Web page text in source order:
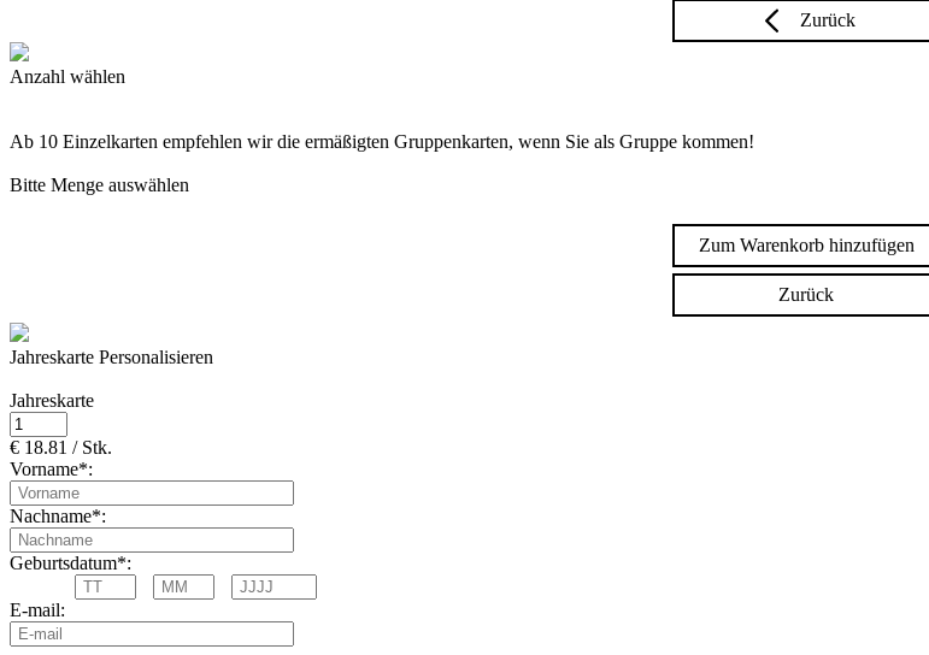
Zurück
Anzahl wählen
Ab 10 Einzelkarten empfehlen wir die ermäßigten Gruppenkarten, wenn Sie als Gruppe kommen!
Bitte Menge auswählen
Zum Warenkorb hinzufügen
Zurück
Jahreskarte Personalisieren
Jahreskarte
€ 18.81 / Stk.
Vorname*:
Nachname*:
Geburtsdatum*:
E-mail: